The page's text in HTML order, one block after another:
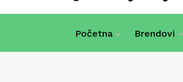
Početna Brendovi